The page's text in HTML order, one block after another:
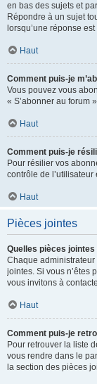
en bas des sujets et
Répondre à un sujet
lorsqu’une réponse
Haut
Comment puis-je
Vous pouvez vous
« S’abonner au forum
Haut
Comment puis-je
Pour résilier vos
contrôle de
Haut
Pièces jointes
Quelles pièces
Chaque
jointes. Si vous n’êtes
vous invitons à
Haut
Comment puis-je
Pour retrouver la liste
vous rendre dans le
la section des pièces